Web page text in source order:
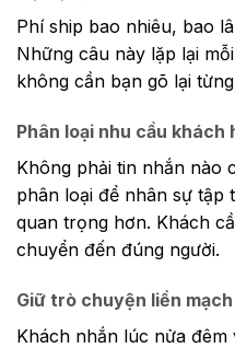
Phí ship bao nhiêu, bao
Những câu này lặp lại
không cần bạn gõ lại
Phân loại nhu cầu khách
Không phải tin nhắn nào
phân loại để nhân sự
quan trọng hơn. Khách
chuyển đến đúng người.
Giữ trò chuyện liền
Khách nhắn lúc nửa